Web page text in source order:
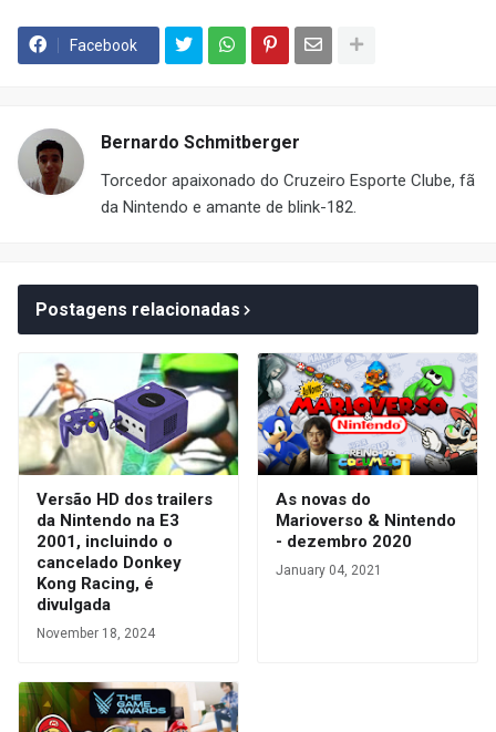
Facebook
Bernardo Schmitberger
Torcedor apaixonado do Cruzeiro Esporte Clube, fã
da Nintendo e amante de blink-182.
Postagens relacionadas
Versão HD dos trailers
da Nintendo na E3
2001, incluindo o
cancelado Donkey
Kong Racing, é
divulgada
November 18, 2024
As novas do
Marioverso & Nintendo
- dezembro 2020
January 04, 2021